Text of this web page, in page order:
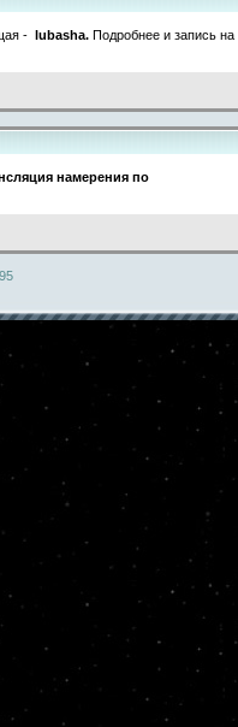
- lubasha. Подробнее и запись на
намерения по